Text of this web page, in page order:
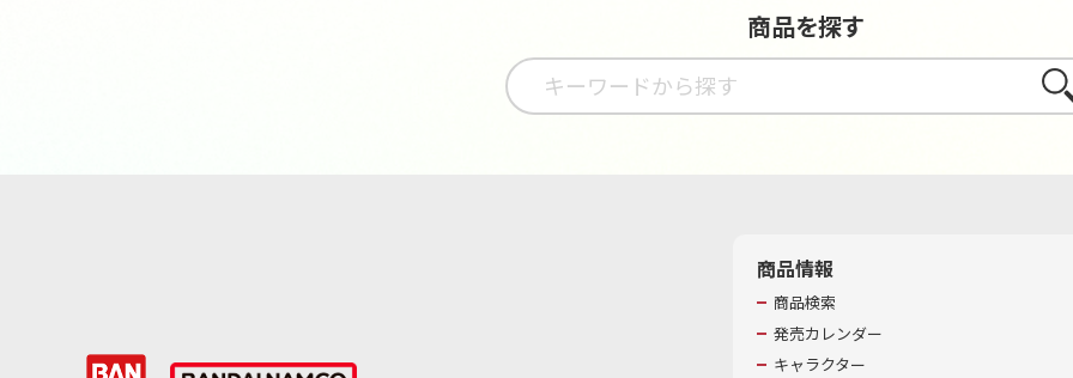
商品を探す
さが
商品情報
商品検索
発売カレンダー
キャラクター